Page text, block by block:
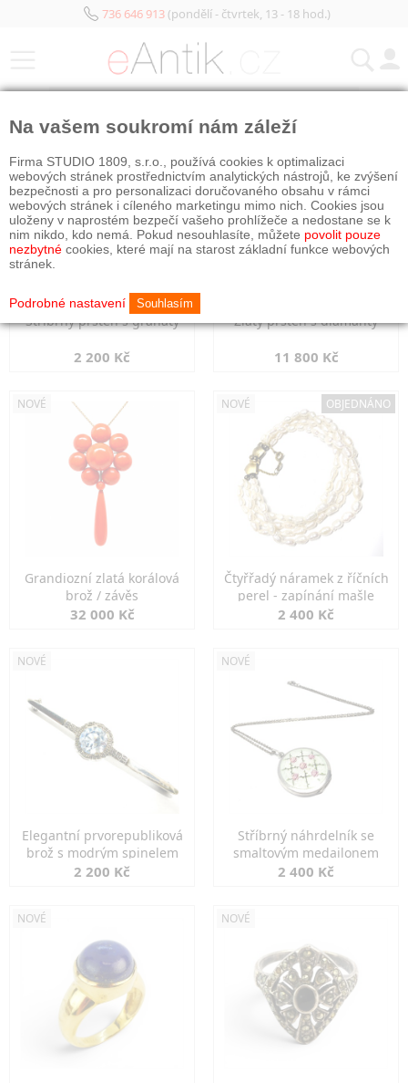
736 646 913(pondělí - čtvrtek, 13 - 18 hod.)
Stříbrný prsten s granáty
2 200 Kč
Zlatý prsten s diamanty
11 800 Kč
NOVÉ
Grandiozní zlatá korálová
brož / závěs
32 000 Kč
NOVÉ OBJEDNÁNO
Čtyřřadý náramek z říčních
perel - zapínání mašle
2 400 Kč
NOVÉ
Elegantní prvorepubliková
brož s modrým spinelem
2 200 Kč
NOVÉ
Stříbrný náhrdelník se
smaltovým medailonem
2 400 Kč
NOVÉ NOVÉ
Na vašem soukromí nám záleží
Firma STUDIO 1809, s.r.o., používá cookies k optimalizaci
webových stránek prostřednictvím analytických nástrojů, ke zvýšení
bezpečnosti a pro personalizaci doručovaného obsahu v rámci
webových stránek i cíleného marketingu mimo nich. Cookies jsou
uloženy v naprostém bezpečí vašeho prohlížeče a nedostane se k
nim nikdo, kdo nemá. Pokud nesouhlasíte, můžete povolit pouze
nezbytné cookies, které mají na starost základní funkce webových
stránek.
Podrobné nastavení Souhlasím